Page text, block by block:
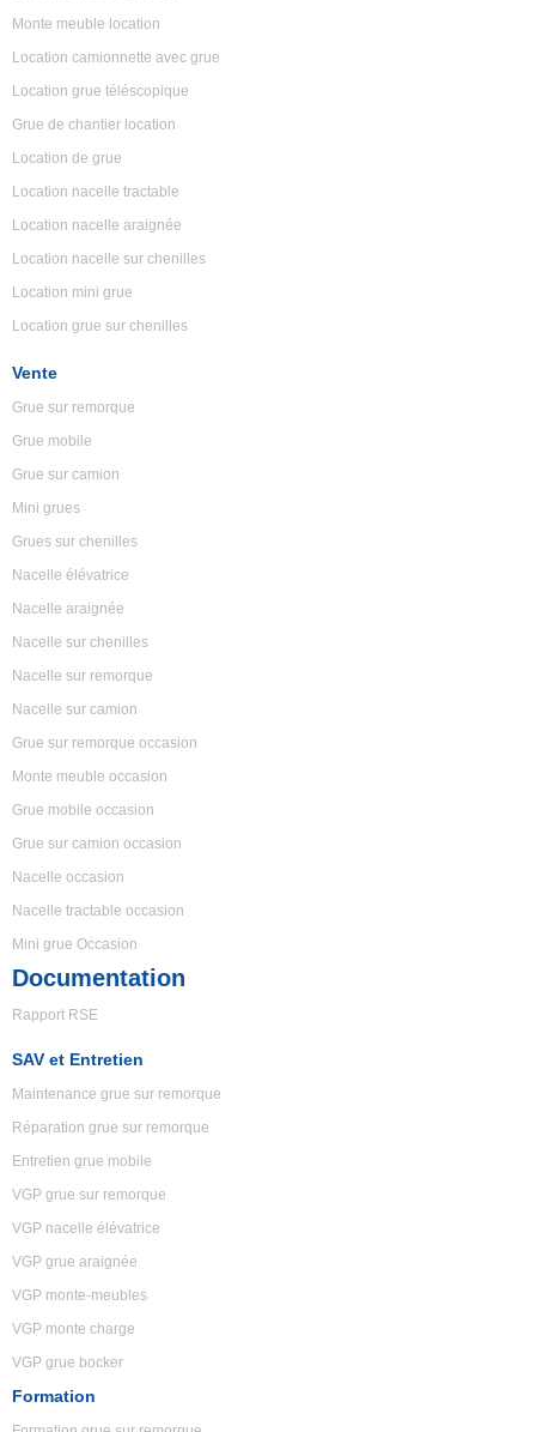
Monte meuble location
Location camionnette avec grue
Location grue téléscopique
Grue de chantier location
Location de grue
Location nacelle tractable
Location nacelle araignée
Location nacelle sur chenilles
Location mini grue
Location grue sur chenilles
Vente
Grue sur remorque
Grue mobile
Grue sur camion
Mini grues
Grues sur chenilles
Nacelle élévatrice
Nacelle araignée
Nacelle sur chenilles
Nacelle sur remorque
Nacelle sur camion
Grue sur remorque occasion
Monte meuble occasion
Grue mobile occasion
Grue sur camion occasion
Nacelle occasion
Nacelle tractable occasion
Mini grue Occasion
Documentation
Rapport RSE
SAV et Entretien
Maintenance grue sur remorque
Réparation grue sur remorque
Entretien grue mobile
VGP grue sur remorque
VGP nacelle élévatrice
VGP grue araignée
VGP monte-meubles
VGP monte charge
VGP grue bocker
Formation